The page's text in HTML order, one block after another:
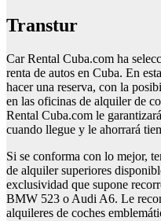
Transtur
Car Rental Cuba.com ha
renta de autos en Cuba. En
hacer una reserva, con la
en las oficinas de alquiler de
Rental Cuba.com le
cuando llegue y le ahorrará
Si se conforma con lo mejor,
de alquiler superiores
exclusividad que supone
BMW 523 o Audi A6. Le
alquileres de coches